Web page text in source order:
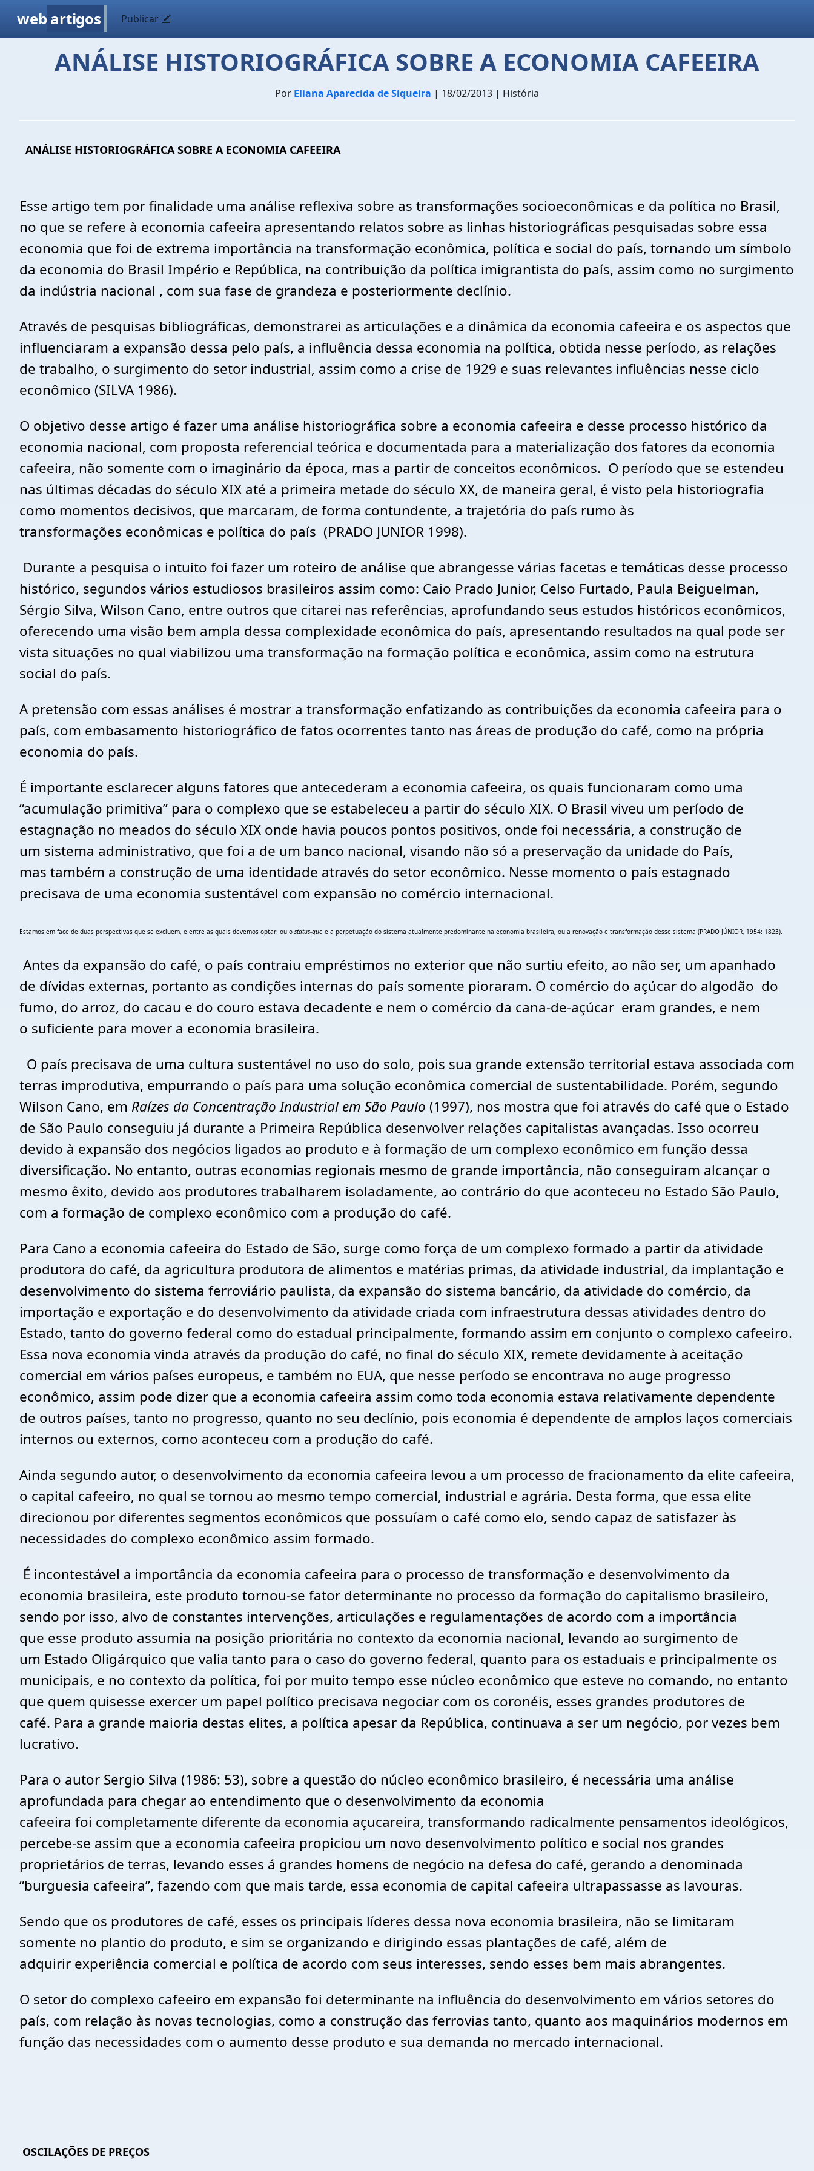
web artigos Publicar
ANÁLISE HISTORIOGRÁFICA SOBRE A ECONOMIA CAFEEIRA
Por Eliana Aparecida de Siqueira | 18/02/2013 | História
ANÁLISE HISTORIOGRÁFICA SOBRE A ECONOMIA CAFEEIRA
Esse artigo tem por finalidade uma análise reflexiva sobre as transformações socioeconômicas e da política no Brasil,
no que se refere à economia cafeeira apresentando relatos sobre as linhas historiográficas pesquisadas sobre essa
economia que foi de extrema importância na transformação econômica, política e social do país, tornando um símbolo
da economia do Brasil Império e República, na contribuição da política imigrantista do país, assim como no surgimento
da indústria nacional , com sua fase de grandeza e posteriormente declínio.
Através de pesquisas bibliográficas, demonstrarei as articulações e a dinâmica da economia cafeeira e os aspectos que
influenciaram a expansão dessa pelo país, a influência dessa economia na política, obtida nesse período, as relações
de trabalho, o surgimento do setor industrial, assim como a crise de 1929 e suas relevantes influências nesse ciclo
econômico (SILVA 1986).
O objetivo desse artigo é fazer uma análise historiográfica sobre a economia cafeeira e desse processo histórico da
economia nacional, com proposta referencial teórica e documentada para a materialização dos fatores da economia
cafeeira, não somente com o imaginário da época, mas a partir de conceitos econômicos. O período que se estendeu
nas últimas décadas do século XIX até a primeira metade do século XX, de maneira geral, é visto pela historiografia
como momentos decisivos, que marcaram, de forma contundente, a trajetória do país rumo às
transformações econômicas e política do país (PRADO JUNIOR 1998).
Durante a pesquisa o intuito foi fazer um roteiro de análise que abrangesse várias facetas e temáticas desse processo
histórico, segundos vários estudiosos brasileiros assim como: Caio Prado Junior, Celso Furtado, Paula Beiguelman,
Sérgio Silva, Wilson Cano, entre outros que citarei nas referências, aprofundando seus estudos históricos econômicos,
oferecendo uma visão bem ampla dessa complexidade econômica do país, apresentando resultados na qual pode ser
vista situações no qual viabilizou uma transformação na formação política e econômica, assim como na estrutura
social do país.
A pretensão com essas análises é mostrar a transformação enfatizando as contribuições da economia cafeeira para o
país, com embasamento historiográfico de fatos ocorrentes tanto nas áreas de produção do café, como na própria
economia do país.
É importante esclarecer alguns fatores que antecederam a economia cafeeira, os quais funcionaram como uma
“acumulação primitiva” para o complexo que se estabeleceu a partir do século XIX. O Brasil viveu um período de
estagnação no meados do século XIX onde havia poucos pontos positivos, onde foi necessária, a construção de
um sistema administrativo, que foi a de um banco nacional, visando não só a preservação da unidade do País,
mas também a construção de uma identidade através do setor econômico. Nesse momento o país estagnado
precisava de uma economia sustentável com expansão no comércio internacional.
Estamos em face de duas perspectivas que se excluem, e entre as quais devemos optar: ou o status-quo e a perpetuação do sistema atualmente predominante na economia brasileira, ou a renovação e transformação desse sistema (PRADO JÚNIOR, 1954: 1823).
Antes da expansão do café, o país contraiu empréstimos no exterior que não surtiu efeito, ao não ser, um apanhado
de dívidas externas, portanto as condições internas do país somente pioraram. O comércio do açúcar do algodão do
fumo, do arroz, do cacau e do couro estava decadente e nem o comércio da cana-de-açúcar eram grandes, e nem
o suficiente para mover a economia brasileira.
O país precisava de uma cultura sustentável no uso do solo, pois sua grande extensão territorial estava associada com
terras improdutiva, empurrando o país para uma solução econômica comercial de sustentabilidade. Porém, segundo
Wilson Cano, em Raízes da Concentração Industrial em São Paulo (1997), nos mostra que foi através do café que o Estado
de São Paulo conseguiu já durante a Primeira República desenvolver relações capitalistas avançadas. Isso ocorreu
devido à expansão dos negócios ligados ao produto e à formação de um complexo econômico em função dessa
diversificação. No entanto, outras economias regionais mesmo de grande importância, não conseguiram alcançar o
mesmo êxito, devido aos produtores trabalharem isoladamente, ao contrário do que aconteceu no Estado São Paulo,
com a formação de complexo econômico com a produção do café.
Para Cano a economia cafeeira do Estado de São, surge como força de um complexo formado a partir da atividade
produtora do café, da agricultura produtora de alimentos e matérias primas, da atividade industrial, da implantação e
desenvolvimento do sistema ferroviário paulista, da expansão do sistema bancário, da atividade do comércio, da
importação e exportação e do desenvolvimento da atividade criada com infraestrutura dessas atividades dentro do
Estado, tanto do governo federal como do estadual principalmente, formando assim em conjunto o complexo cafeeiro.
Essa nova economia vinda através da produção do café, no final do século XIX, remete devidamente à aceitação
comercial em vários países europeus, e também no EUA, que nesse período se encontrava no auge progresso
econômico, assim pode dizer que a economia cafeeira assim como toda economia estava relativamente dependente
de outros países, tanto no progresso, quanto no seu declínio, pois economia é dependente de amplos laços comerciais
internos ou externos, como aconteceu com a produção do café.
Ainda segundo autor, o desenvolvimento da economia cafeeira levou a um processo de fracionamento da elite cafeeira,
o capital cafeeiro, no qual se tornou ao mesmo tempo comercial, industrial e agrária. Desta forma, que essa elite
direcionou por diferentes segmentos econômicos que possuíam o café como elo, sendo capaz de satisfazer às
necessidades do complexo econômico assim formado.
É incontestável a importância da economia cafeeira para o processo de transformação e desenvolvimento da
economia brasileira, este produto tornou-se fator determinante no processo da formação do capitalismo brasileiro,
sendo por isso, alvo de constantes intervenções, articulações e regulamentações de acordo com a importância
que esse produto assumia na posição prioritária no contexto da economia nacional, levando ao surgimento de
um Estado Oligárquico que valia tanto para o caso do governo federal, quanto para os estaduais e principalmente os
municipais, e no contexto da política, foi por muito tempo esse núcleo econômico que esteve no comando, no entanto
que quem quisesse exercer um papel político precisava negociar com os coronéis, esses grandes produtores de
café. Para a grande maioria destas elites, a política apesar da República, continuava a ser um negócio, por vezes bem
lucrativo.
Para o autor Sergio Silva (1986: 53), sobre a questão do núcleo econômico brasileiro, é necessária uma análise
aprofundada para chegar ao entendimento que o desenvolvimento da economia
cafeeira foi completamente diferente da economia açucareira, transformando radicalmente pensamentos ideológicos,
percebe-se assim que a economia cafeeira propiciou um novo desenvolvimento político e social nos grandes
proprietários de terras, levando esses á grandes homens de negócio na defesa do café, gerando a denominada
“burguesia cafeeira”, fazendo com que mais tarde, essa economia de capital cafeeira ultrapassasse as lavouras.
Sendo que os produtores de café, esses os principais líderes dessa nova economia brasileira, não se limitaram
somente no plantio do produto, e sim se organizando e dirigindo essas plantações de café, além de
adquirir experiência comercial e política de acordo com seus interesses, sendo esses bem mais abrangentes.
O setor do complexo cafeeiro em expansão foi determinante na influência do desenvolvimento em vários setores do
país, com relação às novas tecnologias, como a construção das ferrovias tanto, quanto aos maquinários modernos em
função das necessidades com o aumento desse produto e sua demanda no mercado internacional.
OSCILAÇÕES DE PREÇOS